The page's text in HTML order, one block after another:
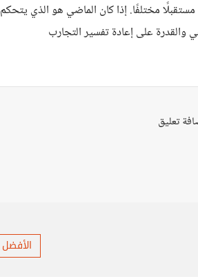
مختلفًا. إذا كان الماضي هو الذي يتحكم
والقدرة على إعادة تفسير التجارب
تعليق
الأفضل